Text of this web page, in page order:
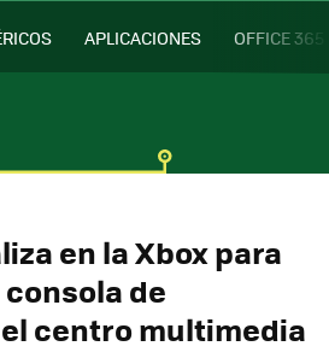
APLICACIONES OFFICE 365
en la Xbox para
de
centro multimedia